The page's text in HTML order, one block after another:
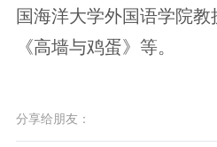
国海洋大学外国语学院
《高墙与鸡蛋》等。
分享给朋友：